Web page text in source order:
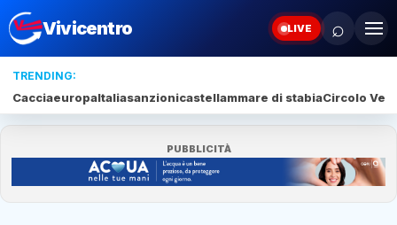
Vivicentro LIVE ⌕
TRENDING:
CacciaeuropaItaliasanzionicastellammare di stabiaCircolo
PUBBLICITÀ